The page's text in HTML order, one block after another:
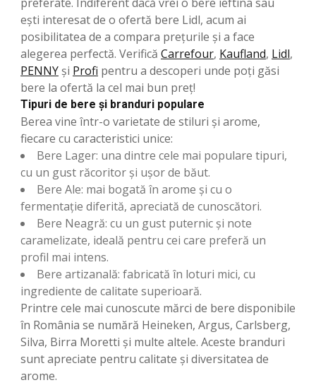
ești interesat de o ofertă bere Lidl, acum ai
posibilitatea de a compara prețurile și a face
alegerea perfectă. Verifică Carrefour, Kaufland, Lidl,
PENNY şi Profi pentru a descoperi unde poți găsi
bere la ofertă la cel mai bun preț!
Tipuri de bere și branduri populare
Berea vine într-o varietate de stiluri și arome,
fiecare cu caracteristici unice:
Bere Lager: una dintre cele mai populare tipuri,
cu un gust răcoritor și ușor de băut.
Bere Ale: mai bogată în arome și cu o
fermentație diferită, apreciată de cunoscători.
Bere Neagră: cu un gust puternic și note
caramelizate, ideală pentru cei care preferă un
profil mai intens.
Bere artizanală: fabricată în loturi mici, cu
ingrediente de calitate superioară.
Printre cele mai cunoscute mărci de bere disponibile
în România se numără Heineken, Argus, Carlsberg,
Silva, Birra Moretti și multe altele. Aceste branduri
sunt apreciate pentru calitate și diversitatea de
arome.